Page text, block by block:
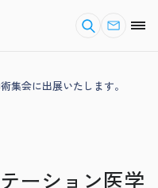
集会に出展いたします。
ーション医学